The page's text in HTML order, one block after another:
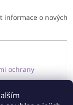
informace o nových
ochrany